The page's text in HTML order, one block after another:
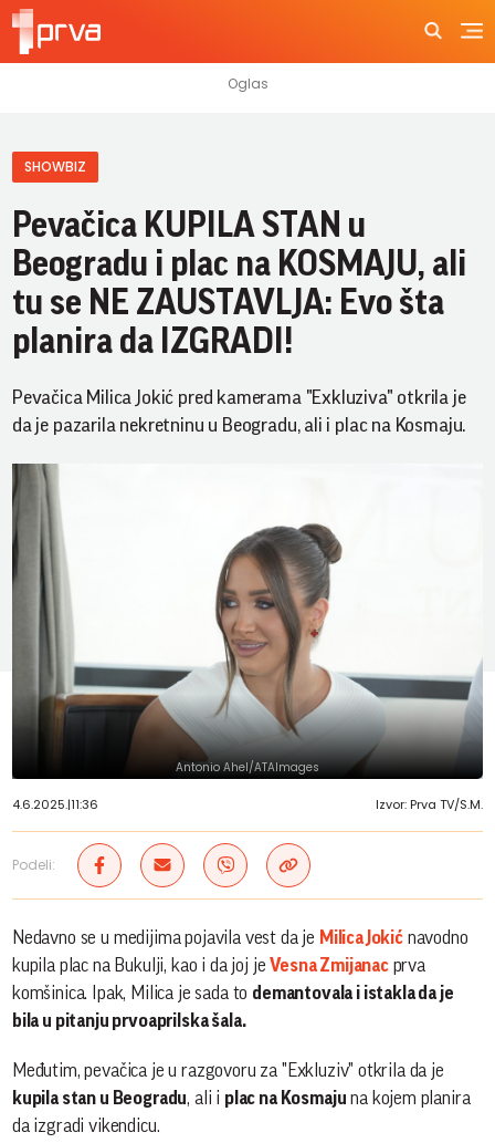
SHOWBIZ
Pevačica KUPILA STAN u
Beogradu i plac na KOSMAJU, ali
tu se NE ZAUSTAVLJA: Evo šta
planira da IZGRADI!
Pevačica Milica Jokić pred kamerama "Exkluziva" otkrila je
da je pazarila nekretninu u Beogradu, ali i plac na Kosmaju.
Antonio Ahel/ATAImages
4.6.2025.|11:36 Izvor: Prva TV/S.M.
Podeli:
Nedavno se u medijima pojavila vest da je Milica Jokićnavodno
kupila plac na Bukulji, kao i da joj jeVesna Zmijanacprva
komšinica. Ipak, Milica je sada to demantovala i istakla da je
bila u pitanju prvoaprilska šala.
Međutim, pevačica je u razgovoru za "Exkluziv" otkrila da je
kupila stan u Beogradu, ali i plac na Kosmaju na kojem planira
da izgradi vikendicu.